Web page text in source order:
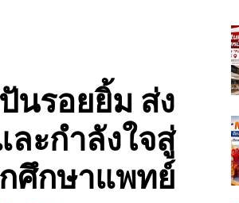
นรอยยิ้ม ส่ง
ะกำลังใจสู่
ศึกษาแพทย์